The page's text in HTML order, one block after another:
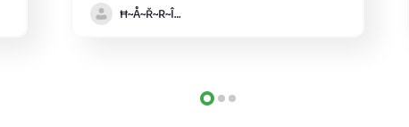
Ħ~Å~Ř~R~Î~ẞ👻